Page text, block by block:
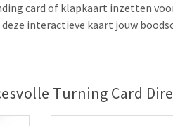
card of klapkaart inzetten
interactieve kaart jouw
Turning Card